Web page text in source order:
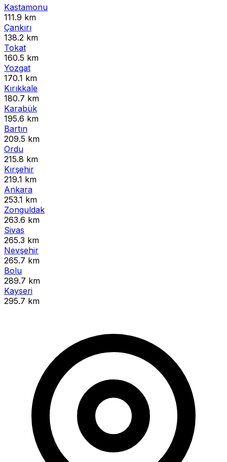
Kastamonu
111.9 km
Çankırı
138.2 km
Tokat
160.5 km
Yozgat
170.1 km
Kırıkkale
180.7 km
Karabük
195.6 km
Bartın
209.5 km
Ordu
215.8 km
Kırşehir
219.1 km
Ankara
253.1 km
Zonguldak
263.6 km
Sivas
265.3 km
Nevşehir
265.7 km
Bolu
289.7 km
Kayseri
295.7 km